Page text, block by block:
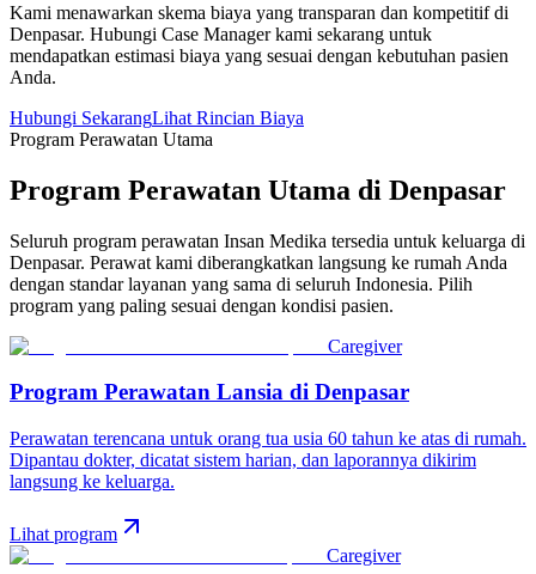
Kami menawarkan skema biaya yang transparan dan kompetitif di
Denpasar. Hubungi Case Manager kami sekarang untuk
mendapatkan estimasi biaya yang sesuai dengan kebutuhan pasien
Anda.
Hubungi SekarangLihat Rincian Biaya
Program Perawatan Utama
Program Perawatan Utama di Denpasar
Seluruh program perawatan Insan Medika tersedia untuk keluarga di
Denpasar. Perawat kami diberangkatkan langsung ke rumah Anda
dengan standar layanan yang sama di seluruh Indonesia. Pilih
program yang paling sesuai dengan kondisi pasien.
Caregiver
Program Perawatan Lansia di Denpasar
Perawatan terencana untuk orang tua usia 60 tahun ke atas di rumah.
Dipantau dokter, dicatat sistem harian, dan laporannya dikirim
langsung ke keluarga.
Lihat program
Caregiver